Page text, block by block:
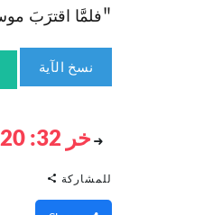
"فلمَّا ا‏قترَبَ
نسخ الآية
خر 32: 20
للمشاركة